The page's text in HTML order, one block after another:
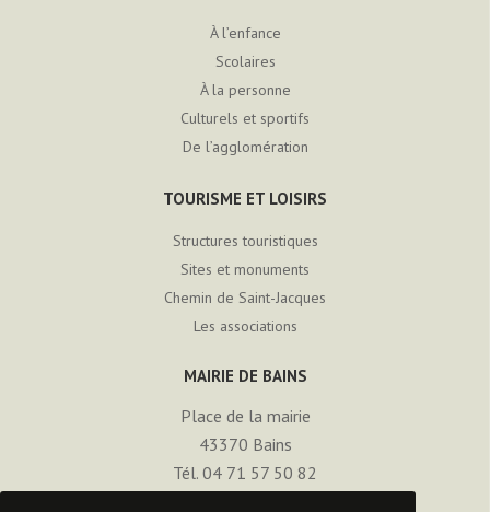
À l’enfance
Scolaires
À la personne
Culturels et sportifs
De l’agglomération
TOURISME ET LOISIRS
Structures touristiques
Sites et monuments
Chemin de Saint-Jacques
Les associations
MAIRIE DE BAINS
Place de la mairie
43370 Bains
Tél. 04 71 57 50 82